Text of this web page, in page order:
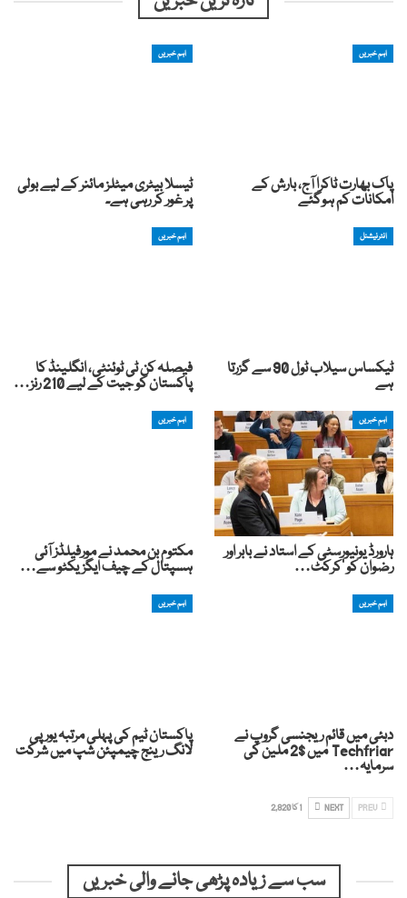
اہم خبریں
پاک بھارت ٹاکرا آج، بارش کے
امکانات کم ہوگئے
اہم خبریں
ٹیسلا بیٹری میٹلز مائنر کے لیے بولی
پر غور کر رہی ہے۔
انٹرنیشنل
ٹیکساس سیلاب ٹول 90 سے گزرتا
ہے
اہم خبریں
فیصلہ کن ٹی ٹوئنٹی، انگلینڈ کا
پاکستان کو جیت کے لیے 210 رنز…
اہم خبریں
ہارورڈ یونیورسٹی کے استاد نے بابر اور
رضوان کو ‘کرکٹ…
اہم خبریں
مکتوم بن محمد نے مورفیلڈز آئی
ہسپتال کے چیف ایگزیکٹو سے…
اہم خبریں
دبئی میں قائم ریجنسی گروپ نے
Techfriar میں $2 ملین کی
سرمایہ…
اہم خبریں
پاکستان ٹیم کی پہلی مرتبہ یورپی
لانگ رینج چیمپئن شپ میں شرکت
NEXT 1 کا 2,820
سب سے زیادہ پڑھی جانے والی خبریں